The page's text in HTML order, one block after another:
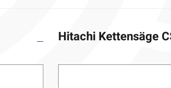
Hitachi Kettensäge